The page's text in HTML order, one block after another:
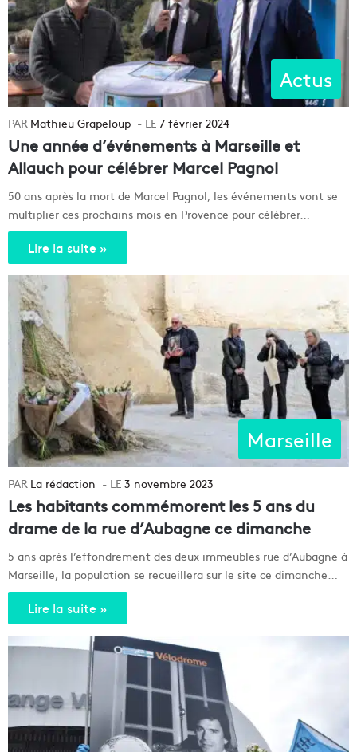
Actus
Mathieu Grapeloup 7 février 2024
Une année d’événements à Marseille et
Allauch pour célébrer Marcel Pagnol
50 ans après la mort de Marcel Pagnol, les événements vont se
multiplier ces prochains mois en Provence pour célébrer…
Lire la suite »
Marseille
La rédaction 3 novembre 2023
Les habitants commémorent les 5 ans du
drame de la rue d’Aubagne ce dimanche
5 ans après l’effondrement des deux immeubles rue d’Aubagne à
Marseille, la population se recueillera sur le site ce dimanche…
Lire la suite »